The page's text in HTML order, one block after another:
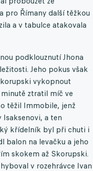
pro Římany další těžkou
a v tabulce atakovala
podklouznutí Jhona
Jeho pokus však
vykopnout
ztratil míč ve
těžil Immobile, jenž
a ten
křídelník byl při chuti i
balon na levačku a jeho
skokem až Skorupski.
v rozehrávce Ivan